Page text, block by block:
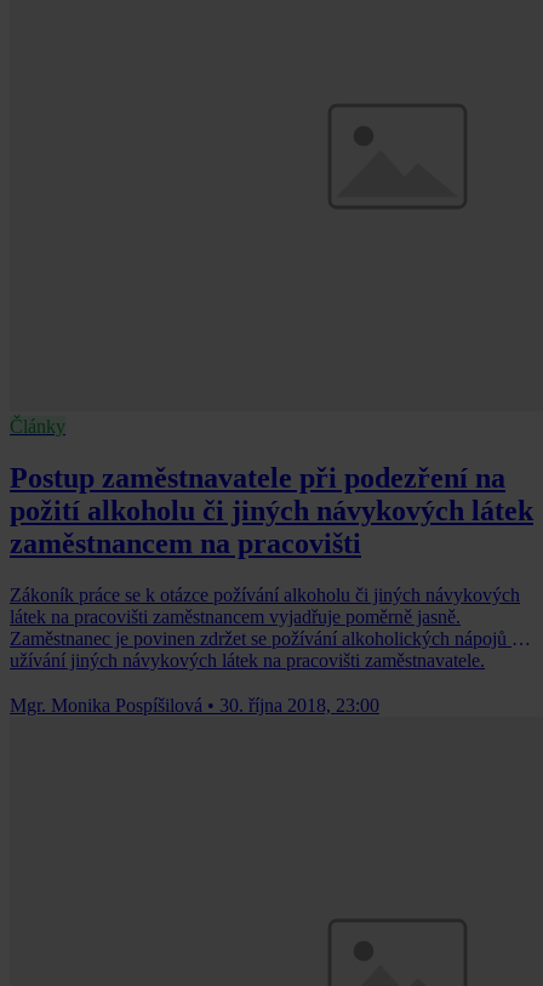
Články
Postup zaměstnavatele při podezření na
požití alkoholu či jiných návykových látek
zaměstnancem na pracovišti
Zákoník práce se k otázce požívání alkoholu či jiných návykových
látek na pracovišti zaměstnancem vyjadřuje poměrně jasně.
Zaměstnanec je povinen zdržet se požívání alkoholických nápojů a
užívání jiných návykových látek na pracovišti zaměstnavatele.
Mgr. Monika Pospíšilová • 30. října 2018, 23:00